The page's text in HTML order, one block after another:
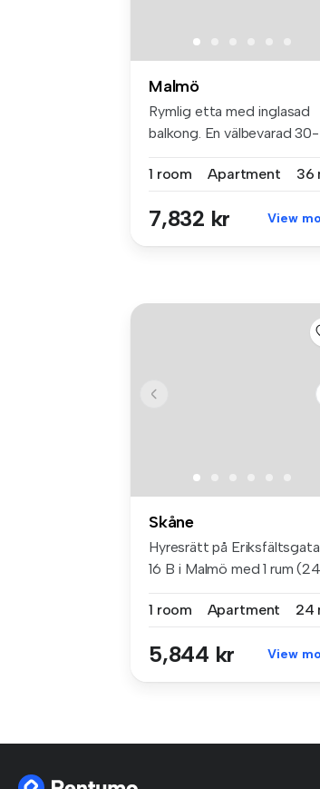
Malmö
Rymlig etta med inglasad
balkong. En välbevarad 30-
1 room
Apartment 36
7,832 kr View
Skåne
Hyresrätt på
16 B i Malmö med 1 rum (24
1 room
Apartment 24
5,844 kr View